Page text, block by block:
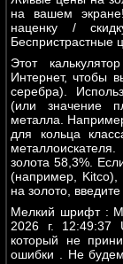
на вашем
наценку /
Беспристрастные
Этот
Интернет, чтобы
серебра).
(или значение
металла.
для кольца
золота 58,3%.
(например, Kitco),
на золото,
Мелкий шрифт :
2026 г. 12:49:37
который не
ошибки . Не